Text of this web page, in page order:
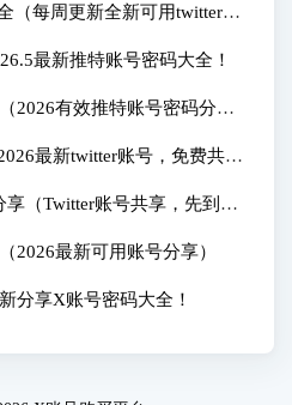
（每周更新全新可用twitter账
最新推特账号密码大全！
2026有效推特账号密码分
最新twitter账号，免费共
（Twitter账号共享，先到先
2026最新可用账号分享）
分享X账号密码大全！